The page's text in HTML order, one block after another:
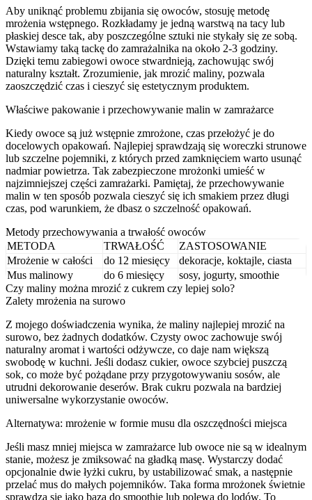
Aby uniknąć problemu zbijania się owoców, stosuję metodę
mrożenia wstępnego. Rozkładamy je jedną warstwą na tacy lub
płaskiej desce tak, aby poszczególne sztuki nie stykały się ze sobą.
Wstawiamy taką tackę do zamrażalnika na około 2-3 godziny.
Dzięki temu zabiegowi owoce stwardnieją, zachowując swój
naturalny kształt. Zrozumienie, jak mrozić maliny, pozwala
zaoszczędzić czas i cieszyć się estetycznym produktem.
Właściwe pakowanie i przechowywanie malin w zamrażarce
Kiedy owoce są już wstępnie zmrożone, czas przełożyć je do
docelowych opakowań. Najlepiej sprawdzają się woreczki strunowe
lub szczelne pojemniki, z których przed zamknięciem warto usunąć
nadmiar powietrza. Tak zabezpieczone mrożonki umieść w
najzimniejszej części zamrażarki. Pamiętaj, że przechowywanie
malin w ten sposób pozwala cieszyć się ich smakiem przez długi
czas, pod warunkiem, że dbasz o szczelność opakowań.
Metody przechowywania a trwałość owoców
METODA
TRWAŁOŚĆ
ZASTOSOWANIE
Mrożenie w całości
do 12 miesięcy
dekoracje, koktajle, ciasta
Mus malinowy
do 6 miesięcy
sosy, jogurty, smoothie
Czy maliny można mrozić z cukrem czy lepiej solo?
Zalety mrożenia na surowo
Z mojego doświadczenia wynika, że maliny najlepiej mrozić na
surowo, bez żadnych dodatków. Czysty owoc zachowuje swój
naturalny aromat i wartości odżywcze, co daje nam większą
swobodę w kuchni. Jeśli dodasz cukier, owoce szybciej puszczą
sok, co może być pożądane przy przygotowywaniu sosów, ale
utrudni dekorowanie deserów. Brak cukru pozwala na bardziej
uniwersalne wykorzystanie owoców.
Alternatywa: mrożenie w formie musu dla oszczędności miejsca
Jeśli masz mniej miejsca w zamrażarce lub owoce nie są w idealnym
stanie, możesz je zmiksować na gładką masę. Wystarczy dodać
opcjonalnie dwie łyżki cukru, by ustabilizować smak, a następnie
przelać mus do małych pojemników. Taka forma mrożonek świetnie
sprawdza się jako baza do smoothie lub polewa do lodów. To